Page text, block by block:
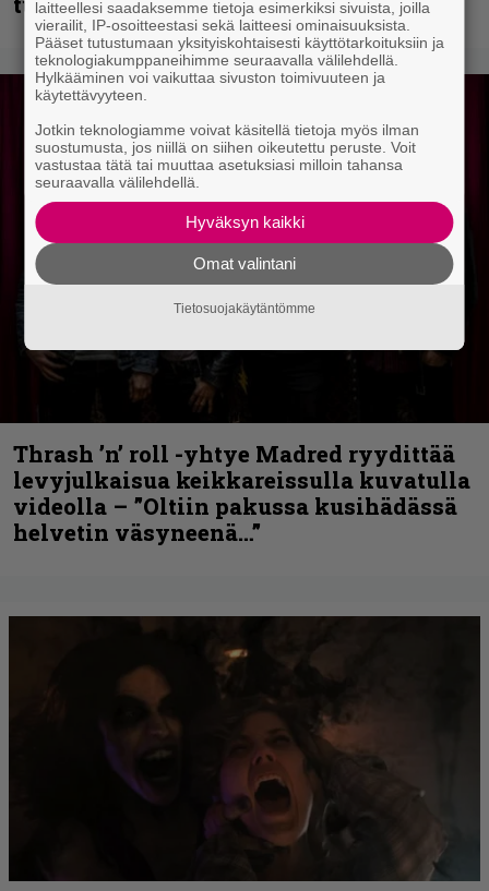
Thrash ’n’ roll -yhtye Madred ryydittää
levyjulkaisua keikkareissulla kuvatulla
videolla – ”Oltiin pakussa kusihädässä
helvetin väsyneenä…”
laitteellesi saadaksemme tietoja esimerkiksi sivuista, joilla
vierailit, IP-osoitteestasi sekä laitteesi ominaisuuksista.
Pääset tutustumaan yksityiskohtaisesti käyttötarkoituksiin ja
teknologiakumppaneihimme seuraavalla välilehdellä.
Hylkääminen voi vaikuttaa sivuston toimivuuteen ja
käytettävyyteen.
Jotkin teknologiamme voivat käsitellä tietoja myös ilman
suostumusta, jos niillä on siihen oikeutettu peruste. Voit
vastustaa tätä tai muuttaa asetuksiasi milloin tahansa
seuraavalla välilehdellä.
Hyväksyn kaikki
Omat valintani
Tietosuojakäytäntömme